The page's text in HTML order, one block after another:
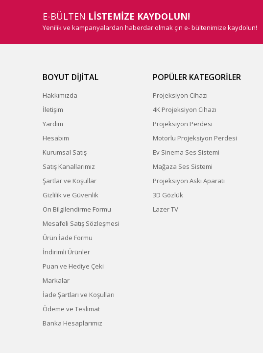
E-BÜLTEN LİSTEMİZE KAYDOLUN!
Yenilik ve kampanyalardan haberdar olmak çin e- bültenimize kaydolun!
BOYUT DİJİTAL
Hakkımızda
İletişim
Yardım
Hesabım
Kurumsal Satış
Satış Kanallarımız
Şartlar ve Koşullar
Gizlilik ve Güvenlik
Ön Bilgilendirme Formu
Mesafeli Satış Sözleşmesi
Ürün İade Formu
İndirimli Ürünler
Puan ve Hediye Çeki
Markalar
İade Şartları ve Koşulları
Ödeme ve Teslimat
Banka Hesaplarımız
POPÜLER KATEGORİLER
Projeksiyon Cihazı
4K Projeksiyon Cihazı
Projeksiyon Perdesi
Motorlu Projeksiyon Perdesi
Ev Sinema Ses Sistemi
Mağaza Ses Sistemi
Projeksiyon Askı Aparatı
3D Gözlük
Lazer TV